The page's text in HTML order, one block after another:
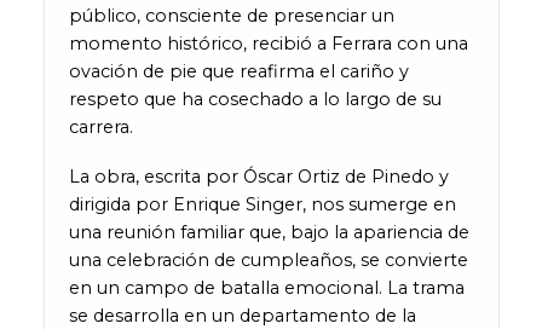
público, consciente de presenciar un
momento histórico, recibió a Ferrara con una
ovación de pie que reafirma el cariño y
respeto que ha cosechado a lo largo de su
carrera.
La obra, escrita por Óscar Ortiz de Pinedo y
dirigida por Enrique Singer, nos sumerge en
una reunión familiar que, bajo la apariencia de
una celebración de cumpleaños, se convierte
en un campo de batalla emocional. La trama
se desarrolla en un departamento de la